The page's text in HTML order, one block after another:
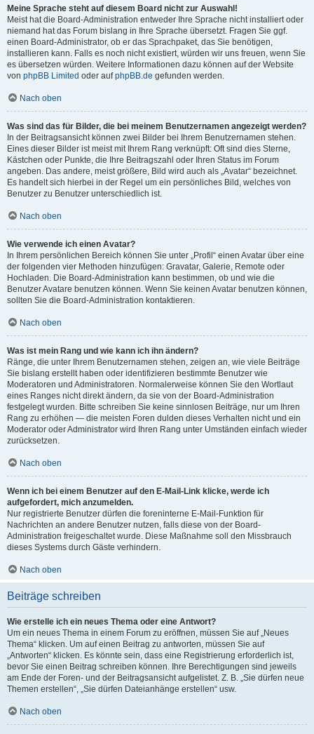
Meine Sprache steht auf diesem Board nicht zur Auswahl!
Meist hat die Board-Administration entweder Ihre Sprache nicht installiert oder
niemand hat das Forum bislang in Ihre Sprache übersetzt. Fragen Sie ggf.
einen Board-Administrator, ob er das Sprachpaket, das Sie benötigen,
installieren kann. Falls es noch nicht existiert, würden wir uns freuen, wenn Sie
es übersetzen würden. Weitere Informationen dazu können auf der Website
von phpBB Limited oder aufphpBB.de gefunden werden.
Nach oben
Was sind das für Bilder, die bei meinem Benutzernamen angezeigt werden?
In der Beitragsansicht können zwei Bilder bei Ihrem Benutzernamen stehen.
Eines dieser Bilder ist meist mit Ihrem Rang verknüpft: Oft sind dies Sterne,
Kästchen oder Punkte, die Ihre Beitragszahl oder Ihren Status im Forum
angeben. Das andere, meist größere, Bild wird auch als „Avatar“ bezeichnet.
Es handelt sich hierbei in der Regel um ein persönliches Bild, welches von
Benutzer zu Benutzer unterschiedlich ist.
Nach oben
Wie verwende ich einen Avatar?
In Ihrem persönlichen Bereich können Sie unter „Profil“ einen Avatar über eine
der folgenden vier Methoden hinzufügen: Gravatar, Galerie, Remote oder
Hochladen. Die Board-Administration kann bestimmen, ob und wie die
Benutzer Avatare benutzen können. Wenn Sie keinen Avatar benutzen können,
sollten Sie die Board-Administration kontaktieren.
Nach oben
Was ist mein Rang und wie kann ich ihn ändern?
Ränge, die unter Ihrem Benutzernamen stehen, zeigen an, wie viele Beiträge
Sie bislang erstellt haben oder identifizieren bestimmte Benutzer wie
Moderatoren und Administratoren. Normalerweise können Sie den Wortlaut
eines Ranges nicht direkt ändern, da sie von der Board-Administration
festgelegt wurden. Bitte schreiben Sie keine sinnlosen Beiträge, nur um Ihren
Rang zu erhöhen — die meisten Foren dulden dieses Verhalten nicht und ein
Moderator oder Administrator wird Ihren Rang unter Umständen einfach wieder
zurücksetzen.
Nach oben
Wenn ich bei einem Benutzer auf den E-Mail-Link klicke, werde ich
aufgefordert, mich anzumelden.
Nur registrierte Benutzer dürfen die foreninterne E-Mail-Funktion für
Nachrichten an andere Benutzer nutzen, falls diese von der Board-
Administration freigeschaltet wurde. Diese Maßnahme soll den Missbrauch
dieses Systems durch Gäste verhindern.
Nach oben
Beiträge schreiben
Wie erstelle ich ein neues Thema oder eine Antwort?
Um ein neues Thema in einem Forum zu eröffnen, müssen Sie auf „Neues
Thema“ klicken. Um auf einen Beitrag zu antworten, müssen Sie auf
„Antworten“ klicken. Es könnte sein, dass eine Registrierung erforderlich ist,
bevor Sie einen Beitrag schreiben können. Ihre Berechtigungen sind jeweils
am Ende der Foren- und der Beitragsansicht aufgelistet. Z. B. „Sie dürfen neue
Themen erstellen“, „Sie dürfen Dateianhänge erstellen“ usw.
Nach oben